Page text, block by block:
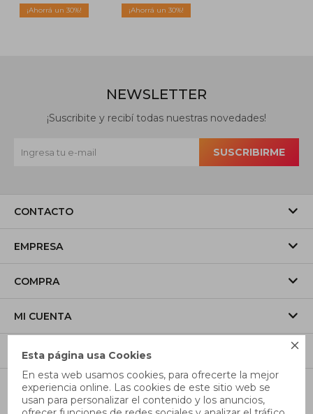

Esta página usa Cookies
En esta web usamos cookies, para ofrecerte la mejor
experiencia online. Las cookies de este sitio web se
usan para personalizar el contenido y los anuncios,
30 30
CONTACTO
EMPRESA
COMPRA
MI CUENTA
SÍGUENOS
NEWSLETTER
¡Suscribite y recibí todas nuestras novedades!
SUSCRIBIRME